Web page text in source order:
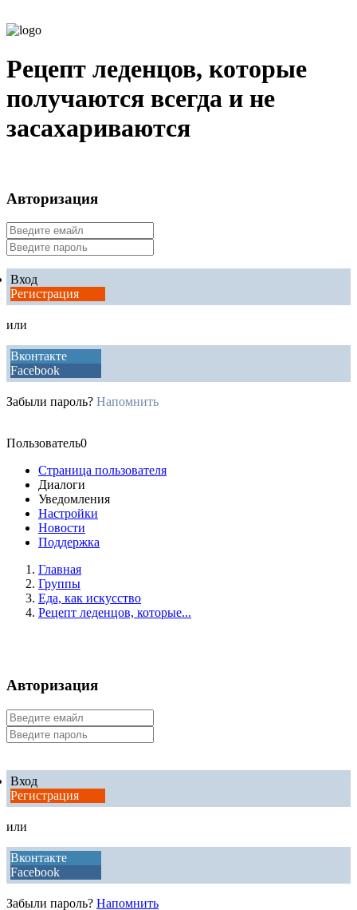
Рецепт леденцов, которые
получаются всегда и не
засахариваются
Авторизация
Вход
Регистрация
или
Вконтакте
Facebook
Забыли пароль? Напомнить
Пользователь0
Страница пользователя
Диалоги
Уведомления
Настройки
Новости
Поддержка
Главная
Группы
Еда, как искусство
Рецепт леденцов, которые...
Авторизация
Вход
Регистрация
или
Вконтакте
Facebook
Забыли пароль? Напомнить